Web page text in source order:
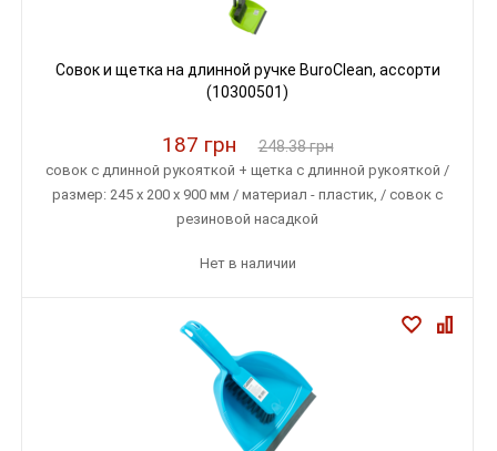
Совок и щетка на длинной ручке BuroClean, ассорти
(10300501)
187 грн 248.38 грн
совок с длинной рукояткой + щетка с длинной рукояткой /
размер: 245 x 200 x 900 мм / материал - пластик, / совок с
резиновой насадкой
Нет в наличии